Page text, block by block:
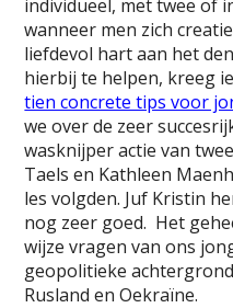
individueel, met twee of
wanneer men zich
liefdevol hart aan het
hierbij te helpen, kreeg
tien concrete tips voor
we over de zeer
wasknijper actie van
Taels en Kathleen
les volgden. Juf Kristin
nog zeer goed. Het
wijze vragen van ons
geopolitieke
Rusland en Oekraïne.